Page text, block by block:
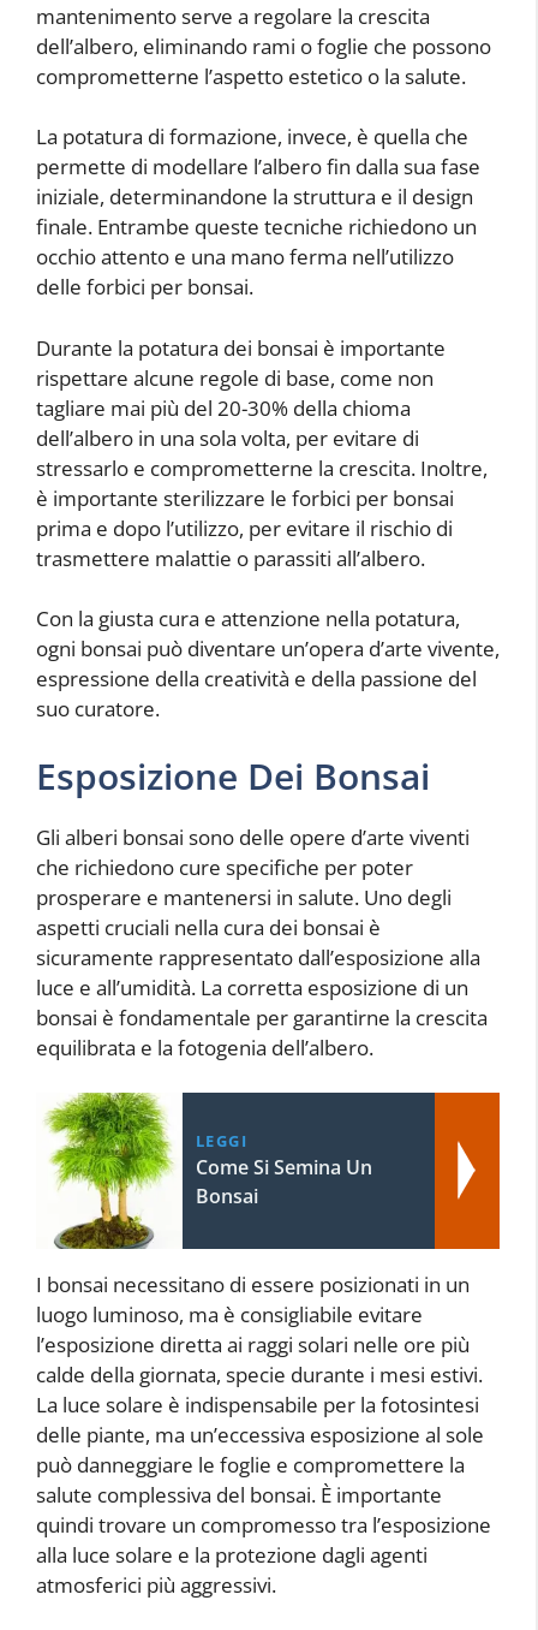
mantenimento serve a regolare la crescita
dell’albero, eliminando rami o foglie che possono
comprometterne l’aspetto estetico o la salute.
La potatura di formazione, invece, è quella che
permette di modellare l’albero fin dalla sua fase
iniziale, determinandone la struttura e il design
finale. Entrambe queste tecniche richiedono un
occhio attento e una mano ferma nell’utilizzo
delle forbici per bonsai.
Durante la potatura dei bonsai è importante
rispettare alcune regole di base, come non
tagliare mai più del 20-30% della chioma
dell’albero in una sola volta, per evitare di
stressarlo e comprometterne la crescita. Inoltre,
è importante sterilizzare le forbici per bonsai
prima e dopo l’utilizzo, per evitare il rischio di
trasmettere malattie o parassiti all’albero.
Con la giusta cura e attenzione nella potatura,
ogni bonsai può diventare un’opera d’arte vivente,
espressione della creatività e della passione del
suo curatore.
Esposizione Dei Bonsai
Gli alberi bonsai sono delle opere d’arte viventi
che richiedono cure specifiche per poter
prosperare e mantenersi in salute. Uno degli
aspetti cruciali nella cura dei bonsai è
sicuramente rappresentato dall’esposizione alla
luce e all’umidità. La corretta esposizione di un
bonsai è fondamentale per garantirne la crescita
equilibrata e la fotogenia dell’albero.
LEGGI
Come Si Semina Un
Bonsai
I bonsai necessitano di essere posizionati in un
luogo luminoso, ma è consigliabile evitare
l’esposizione diretta ai raggi solari nelle ore più
calde della giornata, specie durante i mesi estivi.
La luce solare è indispensabile per la fotosintesi
delle piante, ma un’eccessiva esposizione al sole
può danneggiare le foglie e compromettere la
salute complessiva del bonsai. È importante
quindi trovare un compromesso tra l’esposizione
alla luce solare e la protezione dagli agenti
atmosferici più aggressivi.